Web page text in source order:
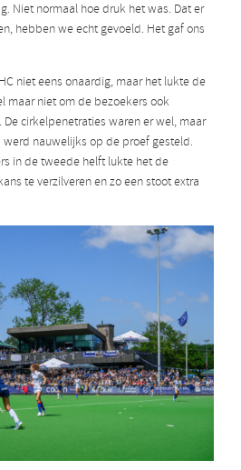
Niet normaal hoe druk het was. Dat er
hebben we echt gevoeld. Het gaf ons
niet eens onaardig, maar het lukte de
maar niet om de bezoekers ook
cirkelpenetraties waren er wel, maar
werd nauwelijks op de proef gesteld.
in de tweede helft lukte het de
te verzilveren en zo een stoot extra